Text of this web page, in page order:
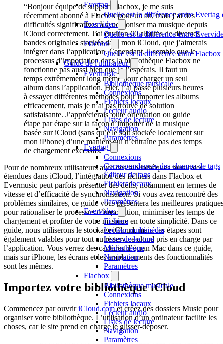
Evertag
Quelle est la différence entre Evertag
Evervideo
Quelle est la différence entre
Flacbox
Quelle est la différence entre
Guide de l'utilisateur
Evermusic
Bibliothèque musicale
Connexions
Fichiers locaux
Lecteur audio
Listes de lecture
Navigation
Paramètres
Evertag
Connexions
Correspondances des champs de tags
Éditeur de tags
Fichiers locaux
Navigation
Paramètres
Evervideo
Fichiers
Lecteur multimédia
Listes de lecture
Médiathèque
Navigation
Paramètres
Flacbox
Bibliothèque musicale
Connexions
Fichiers locaux
Lecteur audio
Listes de lecture
Navigation
Paramètres
“Bonjour équipe de support Flacbox, je me suis
récemment abonné à Flacbox pour un an, mais j’ai des
difficultés significatives à synchroniser ma musique depuis
iCloud correctement. J’ai environ 60 albums de diverses
bandes originales stockés dans mon iCloud, que j’aimerais
intégrer dans l’application. Cependant, il semble que le
processus d’importation dans la bibliothèque Flacbox ne
fonctionne pas aussi bien que je l’espérais. Il faut un
temps extrêmement long même pour charger un seul
album dans l’application. Hier, j’ai passé plusieurs heures
à essayer différentes méthodes pour importer les albums
efficacement, mais je n’ai pas trouvé de solution
satisfaisante. J’apprécierais toute orientation ou guide
étape par étape sur la façon d’importer de la musique
basée sur iCloud (sans qu’elle soit stockée localement sur
mon iPhone) d’une manière qui n’entraîne pas des temps
de chargement excessifs.”
Pour de nombreux utilisateurs avec des bibliothèques musicales
étendues dans iCloud, l’intégration des fichiers dans Flacbox et
Evermusic peut parfois présenter des défis, notamment en termes de
vitesse et d’efficacité de synchronisation. Si vous avez rencontré des
problèmes similaires, ce guide vous présentera les meilleures pratiques
pour rationaliser le processus d’importation, minimiser les temps de
chargement et profiter de votre musique en toute simplicité. Dans ce
guide, nous utiliserons le stockage iCloud, mais ces étapes sont
également valables pour tout autre service cloud pris en charge par
l’application. Vous verrez des captures d’écran Mac dans ce guide,
mais sur iPhone, les écrans et les emplacements des fonctionnalités
sont les mêmes.
Importez votre bibliothèque iCloud
Commencez par ouvririCloud.comet créez des dossiers Music pour
organiser votre bibliothèque. L’utilisation d’un ordinateur facilite les
choses, car le site prend en charge le glisser-déposer.